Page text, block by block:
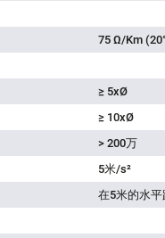
75 Ω/Km
≥ 5xØ
≥ 10xØ
> 200万
5米/s²
在5米的水